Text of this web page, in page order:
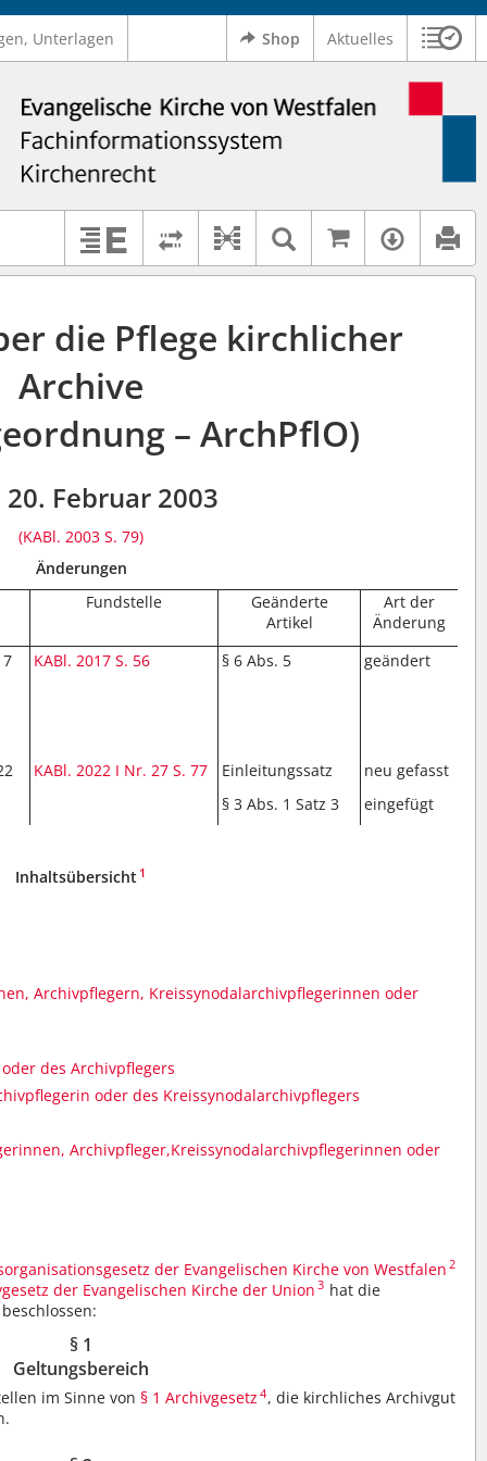
Unterlagen Shop Aktuelles
auch: "Pfarrerinitiative" oder "Pfarrerausschuss".
Hilfe.
Erläuterungen
Rechtsstände vergleichen
Dokument-Beziehungen
Textsuche im
Auf
die Pflege kirchlicher
Archive
– ArchPflO)
Februar 2003
(KABl. 2003 S. 79)
Änderungen
Fundstelle
Geänderte
Artikel
Art der
Änderung
KABl. 2017 S. 56 § 6 Abs. 5 geändert
KABl. 2022 I Nr. 27 S. 77 Einleitungssatz
neu gefasst
§ 3 Abs. 1 Satz 3
eingefügt
Inhaltsübersicht 1
Archivpflegern, Kreissynodalarchivpflegerinnen oder
des Archivpflegers
oder des Kreissynodalarchivpflegers
Archivpfleger,Kreissynodalarchivpflegerinnen oder
der Evangelischen Kirche von Westfalen 2
der Evangelischen Kirche der Union 3 hat die
§ 1
Geltungsbereich
im Sinne von§ 1 Archivgesetz 4, die kirchliches Archivgut